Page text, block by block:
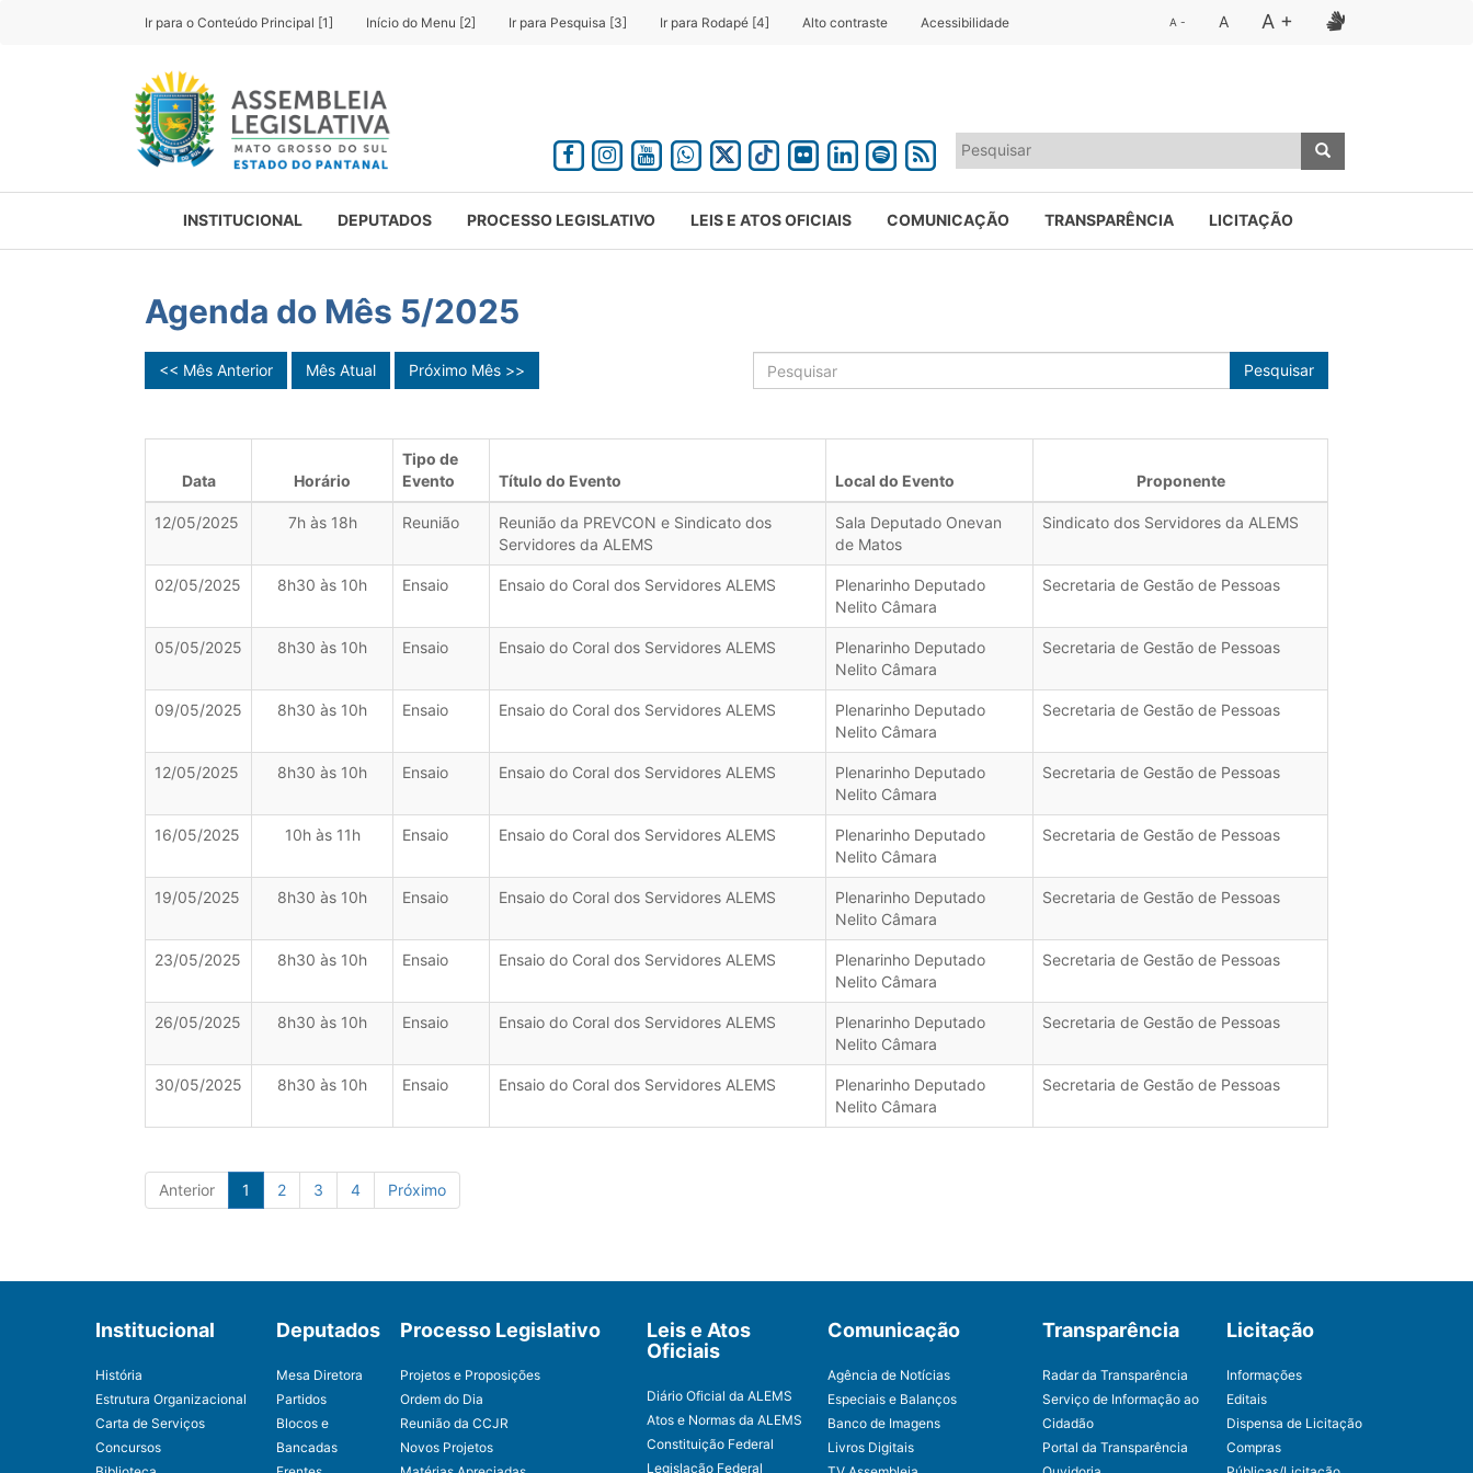
Ir para o Conteúdo Principal [1] Início do Menu [2] Ir para Pesquisa [3] Ir para Rodapé [4] Alto contraste Acessibilidade A - A A +
INSTITUCIONAL DEPUTADOS PROCESSO LEGISLATIVO LEIS E ATOS OFICIAIS COMUNICAÇÃO TRANSPARÊNCIA LICITAÇÃO
Agenda do Mês 5/2025
Pesquisar
<< Mês Anterior Mês Atual Próximo Mês >>
Data Horário
Tipo de
Evento
Título do Evento Local do Evento Proponente
12/05/2025 7h às 18h Reunião
Reunião da PREVCON e Sindicato dos
Servidores da ALEMS
Sala Deputado Onevan
de Matos
Sindicato dos Servidores da ALEMS
02/05/2025 8h30 às 10h Ensaio Ensaio do Coral dos Servidores ALEMS
Plenarinho Deputado
Nelito Câmara
Secretaria de Gestão de Pessoas
05/05/2025 8h30 às 10h Ensaio Ensaio do Coral dos Servidores ALEMS
Plenarinho Deputado
Nelito Câmara
Secretaria de Gestão de Pessoas
09/05/2025 8h30 às 10h Ensaio Ensaio do Coral dos Servidores ALEMS
Plenarinho Deputado
Nelito Câmara
Secretaria de Gestão de Pessoas
12/05/2025 8h30 às 10h Ensaio Ensaio do Coral dos Servidores ALEMS
Plenarinho Deputado
Nelito Câmara
Secretaria de Gestão de Pessoas
16/05/2025 10h às 11h Ensaio Ensaio do Coral dos Servidores ALEMS
Plenarinho Deputado
Nelito Câmara
Secretaria de Gestão de Pessoas
19/05/2025 8h30 às 10h Ensaio Ensaio do Coral dos Servidores ALEMS
Plenarinho Deputado
Nelito Câmara
Secretaria de Gestão de Pessoas
23/05/2025 8h30 às 10h Ensaio Ensaio do Coral dos Servidores ALEMS
Plenarinho Deputado
Nelito Câmara
Secretaria de Gestão de Pessoas
26/05/2025 8h30 às 10h Ensaio Ensaio do Coral dos Servidores ALEMS
Plenarinho Deputado
Nelito Câmara
Secretaria de Gestão de Pessoas
30/05/2025 8h30 às 10h Ensaio Ensaio do Coral dos Servidores ALEMS
Plenarinho Deputado
Nelito Câmara
Secretaria de Gestão de Pessoas
Anterior 1 2 3 4 Próximo
Institucional
História
Estrutura Organizacional
Carta de Serviços
Concursos
Deputados
Mesa Diretora
Partidos
Blocos e
Bancadas
Processo Legislativo
Projetos e Proposições
Ordem do Dia
Reunião da CCJR
Novos Projetos
Leis e Atos
Oficiais
Diário Oficial da ALEMS
Atos e Normas da ALEMS
Constituição Federal
Legislação Federal
Comunicação
Agência de Notícias
Especiais e Balanços
Banco de Imagens
Livros Digitais
Transparência
Radar da Transparência
Serviço de Informação ao
Cidadão
Portal da Transparência
Licitação
Informações
Editais
Dispensa de Licitação
Compras